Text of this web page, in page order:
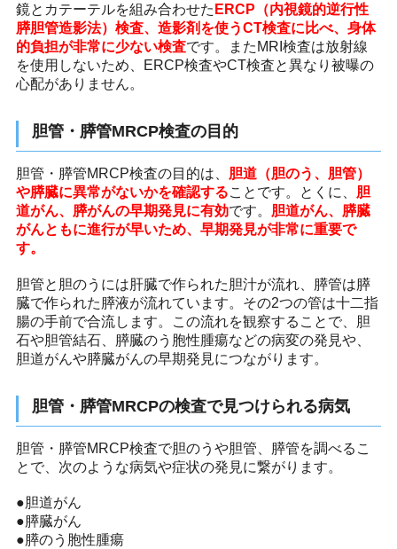
鏡とカテーテルを組み合わせた ERCP（内視鏡的逆行性
膵胆管造影法）検査、造影剤を使うCT検査に比べ、身体
的負担が非常に少ない検査です。またMRI検査は放射線
を使用しないため、ERCP検査やCT検査と異なり被曝の
心配がありません。
胆管・膵管MRCP検査の目的
胆管・膵管MRCP検査の目的は、 胆道（胆のう、胆管）
や膵臓に異常がないかを確認することです。とくに、 胆
道がん、膵がんの早期発見に有効です。 胆道がん、膵臓
がんともに進行が早いため、早期発見が非常に重要で
す。
胆管と胆のうには肝臓で作られた胆汁が流れ、膵管は膵
臓で作られた膵液が流れています。その2つの管は十二指
腸の手前で合流します。この流れを観察することで、胆
石や胆管結石、膵臓のう胞性腫瘍などの病変の発見や、
胆道がんや膵臓がんの早期発見につながります。
胆管・膵管MRCPの検査で見つけられる病気
胆管・膵管MRCP検査で胆のうや胆管、膵管を調べるこ
とで、次のような病気や症状の発見に繋がります。
●胆道がん
●膵臓がん
●膵のう胞性腫瘍